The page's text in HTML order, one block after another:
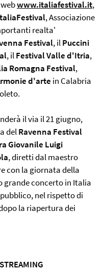
www.italiafestival.it,
, Associazione
realta'
Festival, ilPuccini
, ilFestival Valle d'Itria,
Romagna Festival,
d'arte in Calabria
il via il 21 giugno,
delRavenna Festival
Giovanile Luigi
, diretti dal maestro
con la giornata della
grande concerto in Italia
nel rispetto di
la riapertura dei